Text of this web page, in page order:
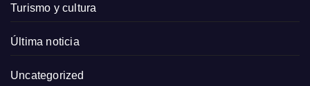
Turismo y cultura
Última noticia
Uncategorized